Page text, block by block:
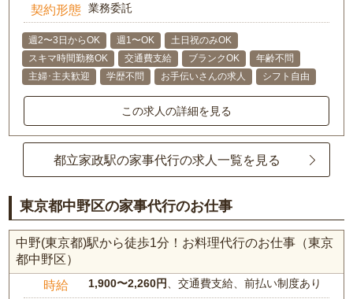
契約形態 業務委託
週2〜3日からOK 週1〜OK
土日祝のみOK
スキマ時間勤務OK
交通費支給 ブランクOK
年齢不問
主婦･主夫歓迎
学歴不問 お手伝いさんの求人 シフト自由
この求人の詳細を見る
都立家政駅の家事代行の求人一覧を見る
東京都中野区の家事代行のお仕事
中野(東京都)駅から徒歩1分！お料理代行のお仕事（東京
都中野区）
時給 1,900〜2,260円 、交通費支給、前払い制度あり